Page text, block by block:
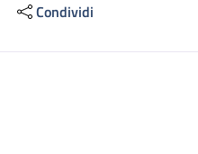
Condividi